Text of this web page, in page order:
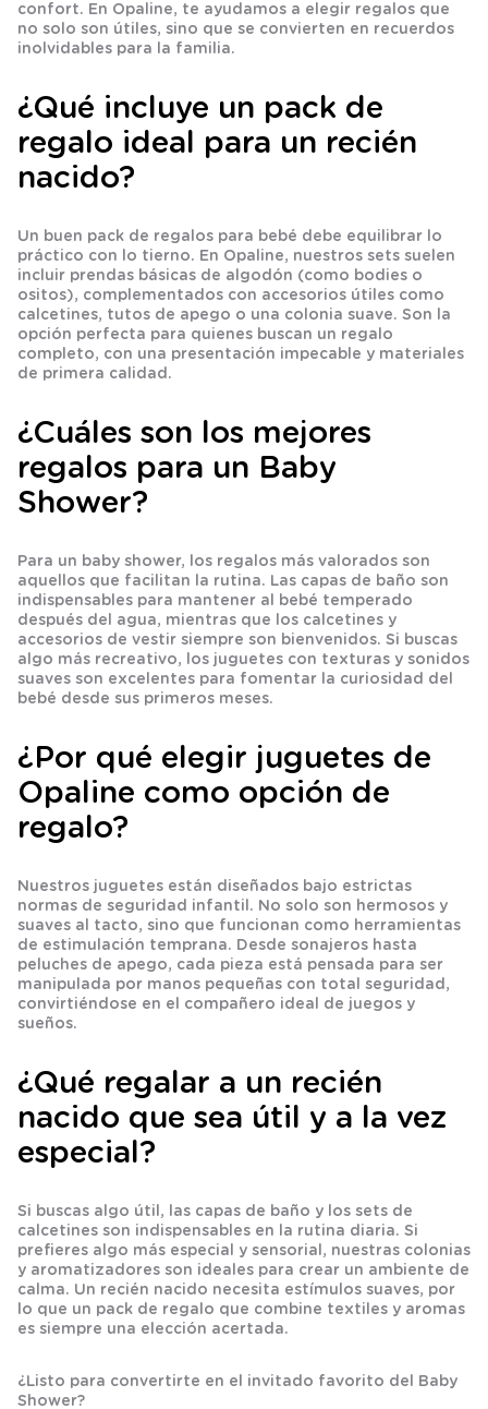
confort. En Opaline, te ayudamos a elegir regalos que
no solo son útiles, sino que se convierten en recuerdos
inolvidables para la familia.
¿Qué incluye un pack de
regalo ideal para un recién
nacido?
Un buen pack de regalos para bebé debe equilibrar lo
práctico con lo tierno. En Opaline, nuestros sets suelen
incluir prendas básicas de algodón (como bodies o
ositos), complementados con accesorios útiles como
calcetines, tutos de apego o una colonia suave. Son la
opción perfecta para quienes buscan un regalo
completo, con una presentación impecable y materiales
de primera calidad.
¿Cuáles son los mejores
regalos para un Baby
Shower?
Para un baby shower, los regalos más valorados son
aquellos que facilitan la rutina. Las capas de baño son
indispensables para mantener al bebé temperado
después del agua, mientras que los calcetines y
accesorios de vestir siempre son bienvenidos. Si buscas
algo más recreativo, los juguetes con texturas y sonidos
suaves son excelentes para fomentar la curiosidad del
bebé desde sus primeros meses.
¿Por qué elegir juguetes de
Opaline como opción de
regalo?
Nuestros juguetes están diseñados bajo estrictas
normas de seguridad infantil. No solo son hermosos y
suaves al tacto, sino que funcionan como herramientas
de estimulación temprana. Desde sonajeros hasta
peluches de apego, cada pieza está pensada para ser
manipulada por manos pequeñas con total seguridad,
convirtiéndose en el compañero ideal de juegos y
sueños.
¿Qué regalar a un recién
nacido que sea útil y a la vez
especial?
Si buscas algo útil, las capas de baño y los sets de
calcetines son indispensables en la rutina diaria. Si
prefieres algo más especial y sensorial, nuestras colonias
y aromatizadores son ideales para crear un ambiente de
calma. Un recién nacido necesita estímulos suaves, por
lo que un pack de regalo que combine textiles y aromas
es siempre una elección acertada.
¿Listo para convertirte en el invitado favorito del Baby
Shower?